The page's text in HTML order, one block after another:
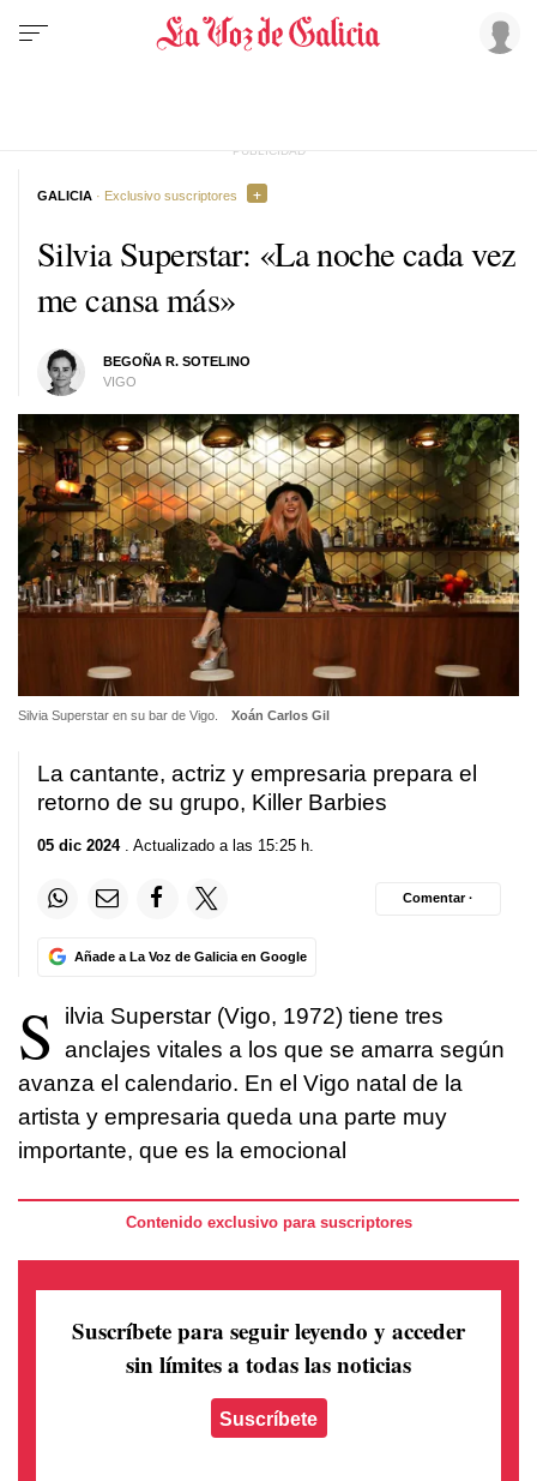
Silvia Superstar: «La noche cada vez
me cansa más»
BEGOÑA R. SOTELINO
VIGO
GALICIA · Exclusivo suscriptores
Silvia Superstar en su bar de Vigo. Xoán Carlos Gil
La cantante, actriz y empresaria prepara el
retorno de su grupo, Killer Barbies
05 dic 2024. Actualizado a las 15:25 h.
Añade a La Voz de Galicia en Google
Comentar ·
S
ilvia Superstar (Vigo, 1972) tiene tres
anclajes vitales a los que se amarra según
avanza el calendario. En el Vigo natal de la
artista y empresaria queda una parte muy
importante, que es la emocional
Contenido exclusivo para suscriptores
Suscríbete para seguir leyendo y acceder
sin límites a todas las noticias
Suscríbete